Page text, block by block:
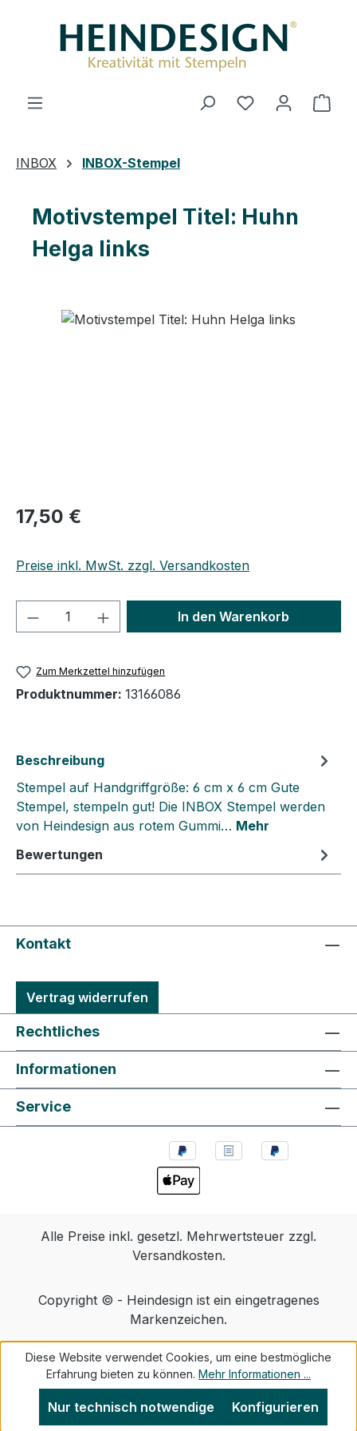
Du hast 0
INBOX INBOX-Stempel
Motivstempel Titel: Huhn
Helga links
Regulärer Preis:
17,50 €
Preise inkl. MwSt. zzgl. Versandkosten
Produkt Anzahl: Gib denIn den Warenkorb
Zum Merkzettel hinzufügen
Produktnummer: 13166086
Beschreibung
Stempel auf Handgriffgröße: 6 cm x 6 cm Gute
Stempel, stempeln gut! Die INBOX Stempel werden
von Heindesign aus rotem Gummi… Mehr
Bewertungen
Kontakt
Vertrag widerrufen
Rechtliches
Informationen
Service
Alle Preise inkl. gesetzl. Mehrwertsteuer zzgl.
Versandkosten.
Copyright © - Heindesign ist ein eingetragenes
Markenzeichen.
Diese Website verwendet Cookies, um eine bestmögliche
Erfahrung bieten zu können. Mehr Informationen ...
Nur technisch notwendige Konfigurieren